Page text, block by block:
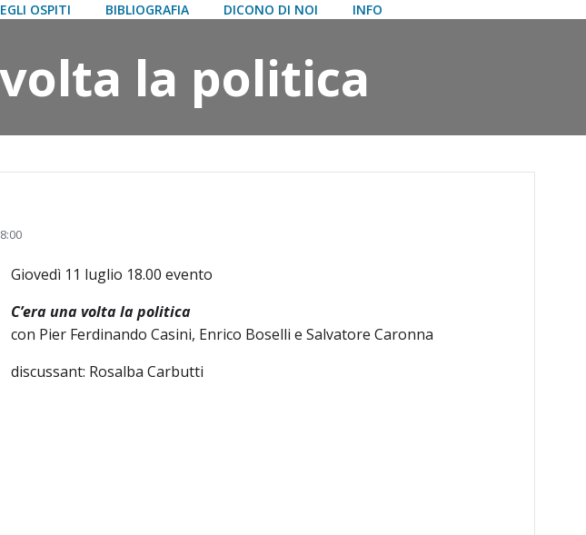
OSPITI BIBLIOGRAFIA DICONO DI NOI INFO
la politica
Giovedì 11 luglio 18.00 evento
C’era una volta la politica
con Pier Ferdinando Casini, Enrico Boselli e Salvatore Caronna
discussant: Rosalba Carbutti